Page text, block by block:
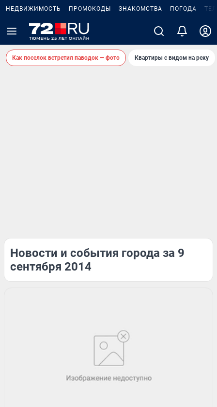
НЕДВИЖИМОСТЬ ПРОМОКОДЫ ЗНАКОМСТВА ПОГОДА
Как поселок встретил паводок — фото Квартиры с видом на реку
Новости и события города за 9
сентября 2014